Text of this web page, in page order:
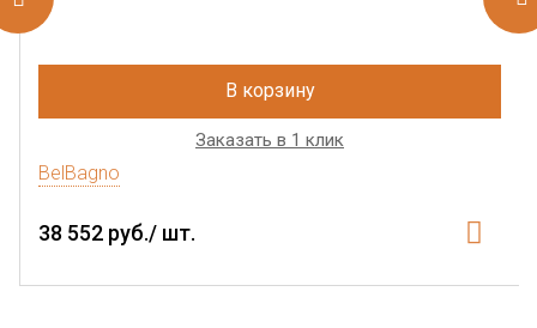
В корзину
Заказать в 1 клик
BelBagno
38 552 руб./ шт.